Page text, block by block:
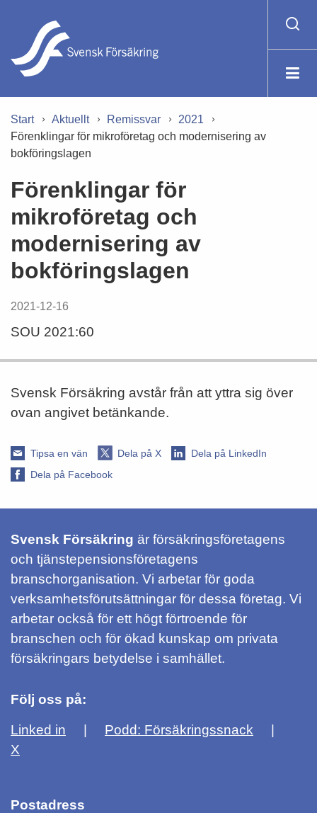
Start Aktuellt Remissvar
2021
Förenklingar för mikroföretag och modernisering av
bokföringslagen
Förenklingar för
mikroföretag och
modernisering av
bokföringslagen
2021-12-16
SOU 2021:60
Svensk Försäkring avstår från att yttra sig över
ovan angivet betänkande.
Tipsa en vän Dela på X
Dela på LinkedIn
Dela på Facebook
Svensk Försäkring är försäkringsföretagens
och tjänstepensionsföretagens
branschorganisation. Vi arbetar för goda
verksamhetsförutsättningar för dessa företag. Vi
arbetar också för ett högt förtroende för
branschen och för ökad kunskap om privata
försäkringars betydelse i samhället.
Följ oss på:
Linked in
Podd: Försäkringssnack
X
Postadress